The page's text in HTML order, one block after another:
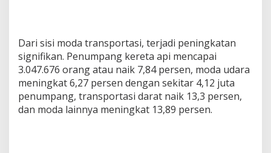
Dari sisi moda transportasi, terjadi peningkatan
signifikan. Penumpang kereta api mencapai
3.047.676 orang atau naik 7,84 persen, moda udara
meningkat 6,27 persen dengan sekitar 4,12 juta
penumpang, transportasi darat naik 13,3 persen,
dan moda lainnya meningkat 13,89 persen.